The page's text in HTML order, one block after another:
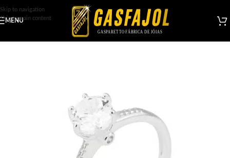
Skip to navigation
Skip to main content
MENU